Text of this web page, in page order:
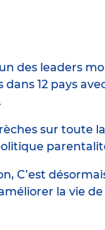
des leaders
dans 12 pays
sur toute
C’est
la vie